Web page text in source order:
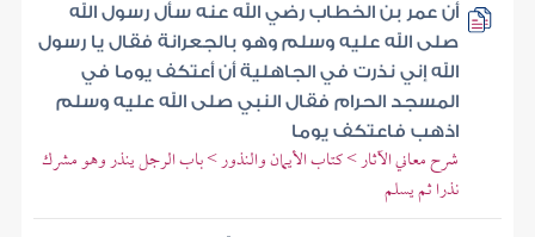
أن عمر بن الخطاب رضي الله عنه سأل رسول الله
صلى الله عليه وسلم وهو بالجعرانة فقال يا رسول
الله إني نذرت في الجاهلية أن أعتكف يوما في
المسجد الحرام فقال النبي صلى الله عليه وسلم
اذهب فاعتكف يوما
شرح معاني الآثار > كتاب الأيمان والنذور > باب الرجل ينذر وهو مشرك
نذرا ثم يسلم